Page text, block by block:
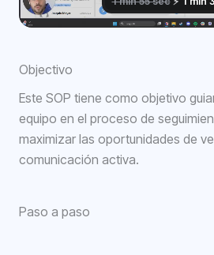
Objectivo
Este SOP tiene como objetivo
equipo en el proceso de
maximizar las oportunidades de
comunicación activa.
Paso a paso